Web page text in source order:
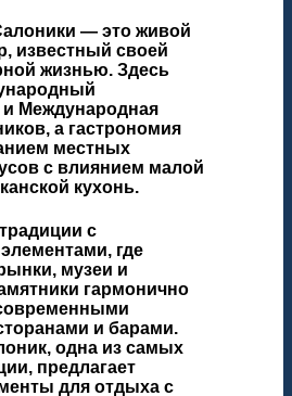
— это живой
известный своей
жизнью. Здесь
Международная
а гастрономия
местных
с влиянием малой
кухонь.
с
где
музеи и
гармонично
и барами.
одна из самых
предлагает
для отдыха с